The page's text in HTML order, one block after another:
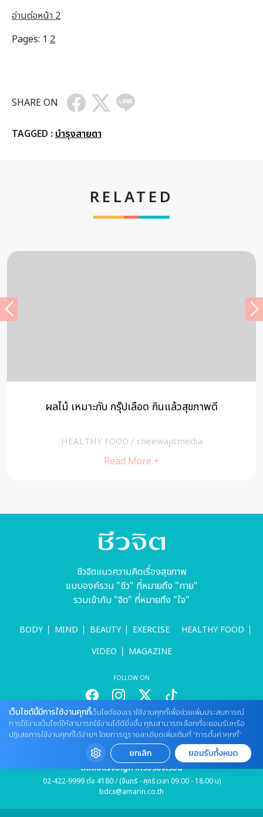
อ่านต่อหน้า 2
Pages: 1 2
SHARE ON
TAGGED : บำรุงสายตา
RELATED
ผลไม้ เหมาะกับ กรุ๊ปเลือด กินแล้วสุขภาพดี
HEALTHY FOOD / cheewajitmedia
Read More +
ชีวจิตแนวความคิดเรื่องสุขภาพ
แบบองค์รวม "ชีว" ที่หมายถึง "กาย"
รวมเข้ากับ "จิต" ที่หมายถึง "ใจ"
BODY MIND BEAUTY EXERCISE
HEALTHY FOOD
VIDEO
MAGAZINE
FOLLOW ON
สนใจลงโฆษณากับเว็บไซต์
Tel : 085 661 4629 / (จันทร์ - ศุกร์ เวลา 09.00 - 18.00 น)
cheewajitmedia@gmail.com
ติดต่อแจ้งปัญหาหรือร้องเรียน
02-422-9999 ต่อ 4180 / (จันทร์ - ศุกร์ เวลา 09.00 - 18.00 น)
bdcx@amarin.co.th
เว็บไซต์นี้มีการใช้งานคุกกี้เว็บไซต์ของเราใช้งานคุกกี้เพื่อช่วยเพิ่มประสบการณ์
การใช้งานเว็บไซต์ให้สามารถใช้งานได้ดียิ่งขึ้น คุณสามารถเลือกที่จะยอมรับหรือ
ปฏิเสธการใช้งานคุกกี้ได้ง่ายๆ โดยการดูรายละเอียดเพิ่มเติมที่ “การตั้งค่าคุกกี้”
ยกเลิก ยอมรับทั้งหมด